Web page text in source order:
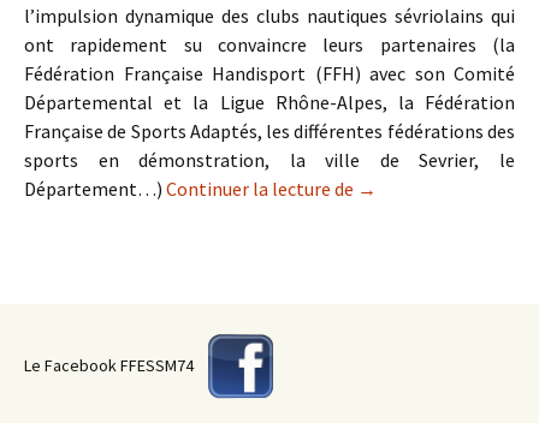
l’impulsion dynamique des clubs nautiques sévriolains qui
ont rapidement su convaincre leurs partenaires (la
Fédération Française Handisport (FFH) avec son Comité
Départemental et la Ligue Rhône-Alpes, la Fédération
Française de Sports Adaptés, les différentes fédérations des
sports en démonstration, la ville de Sevrier, le
Département…) Continuer la lecture de Carton plein pour la
→
Le Facebook FFESSM74